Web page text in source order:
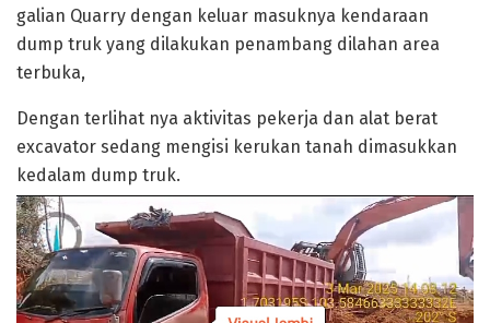
galian Quarry dengan keluar masuknya kendaraan
dump truk yang dilakukan penambang dilahan area
terbuka,
Dengan terlihat nya aktivitas pekerja dan alat berat
excavator sedang mengisi kerukan tanah dimasukkan
kedalam dump truk.